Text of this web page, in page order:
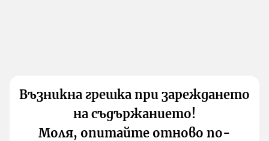
Възникна грешка при зареждането
на съдържанието!
Моля, опитайте отново по-